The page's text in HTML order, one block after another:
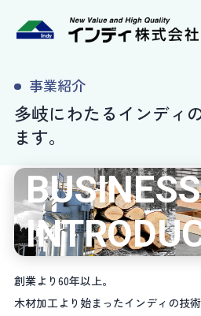
梱包サ
プライバシ
事業紹介
多岐にわたるインディ
ます。
BUSINESS
創業より60年以上。
木材加工より始まったインディの技